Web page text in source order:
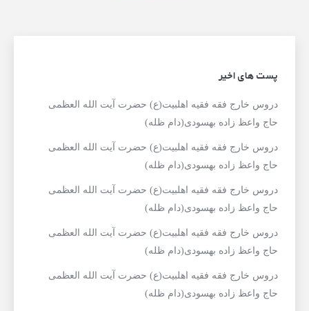
پست های اخیر
دروس خارج فقه فقیه اهلبیت(ع) حضرت آیت الله العظمی
حاج واعظ زاده بهسودی(دام ظله)
دروس خارج فقه فقیه اهلبیت(ع) حضرت آیت الله العظمی
حاج واعظ زاده بهسودی(دام ظله)
دروس خارج فقه فقیه اهلبیت(ع) حضرت آیت الله العظمی
حاج واعظ زاده بهسودی(دام ظله)
دروس خارج فقه فقیه اهلبیت(ع) حضرت آیت الله العظمی
حاج واعظ زاده بهسودی(دام ظله)
دروس خارج فقه فقیه اهلبیت(ع) حضرت آیت الله العظمی
حاج واعظ زاده بهسودی(دام ظله)